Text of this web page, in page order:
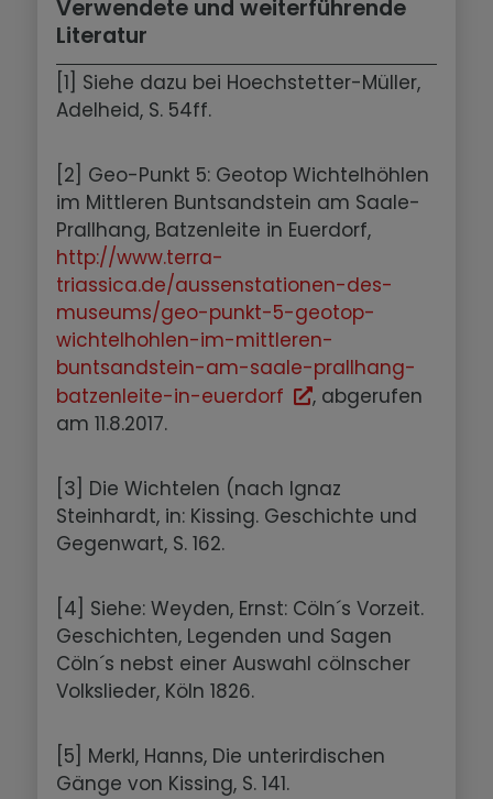
Verwendete und weiterführende
Literatur
[1] Siehe dazu bei Hoechstetter-Müller,
Adelheid, S. 54ff.
[2] Geo-Punkt 5: Geotop Wichtelhöhlen
im Mittleren Buntsandstein am Saale-
Prallhang, Batzenleite in Euerdorf,
http://www.terra-
triassica.de/aussenstationen-des-
museums/geo-punkt-5-geotop-
wichtelhohlen-im-mittleren-
buntsandstein-am-saale-prallhang-
batzenleite-in-euerdorf
, abgerufen
am 11.8.2017.
[3] Die Wichtelen (nach Ignaz
Steinhardt, in: Kissing. Geschichte und
Gegenwart, S. 162.
[4] Siehe: Weyden, Ernst: Cöln´s Vorzeit.
Geschichten, Legenden und Sagen
Cöln´s nebst einer Auswahl cölnscher
Volkslieder, Köln 1826.
[5] Merkl, Hanns, Die unterirdischen
Gänge von Kissing, S. 141.